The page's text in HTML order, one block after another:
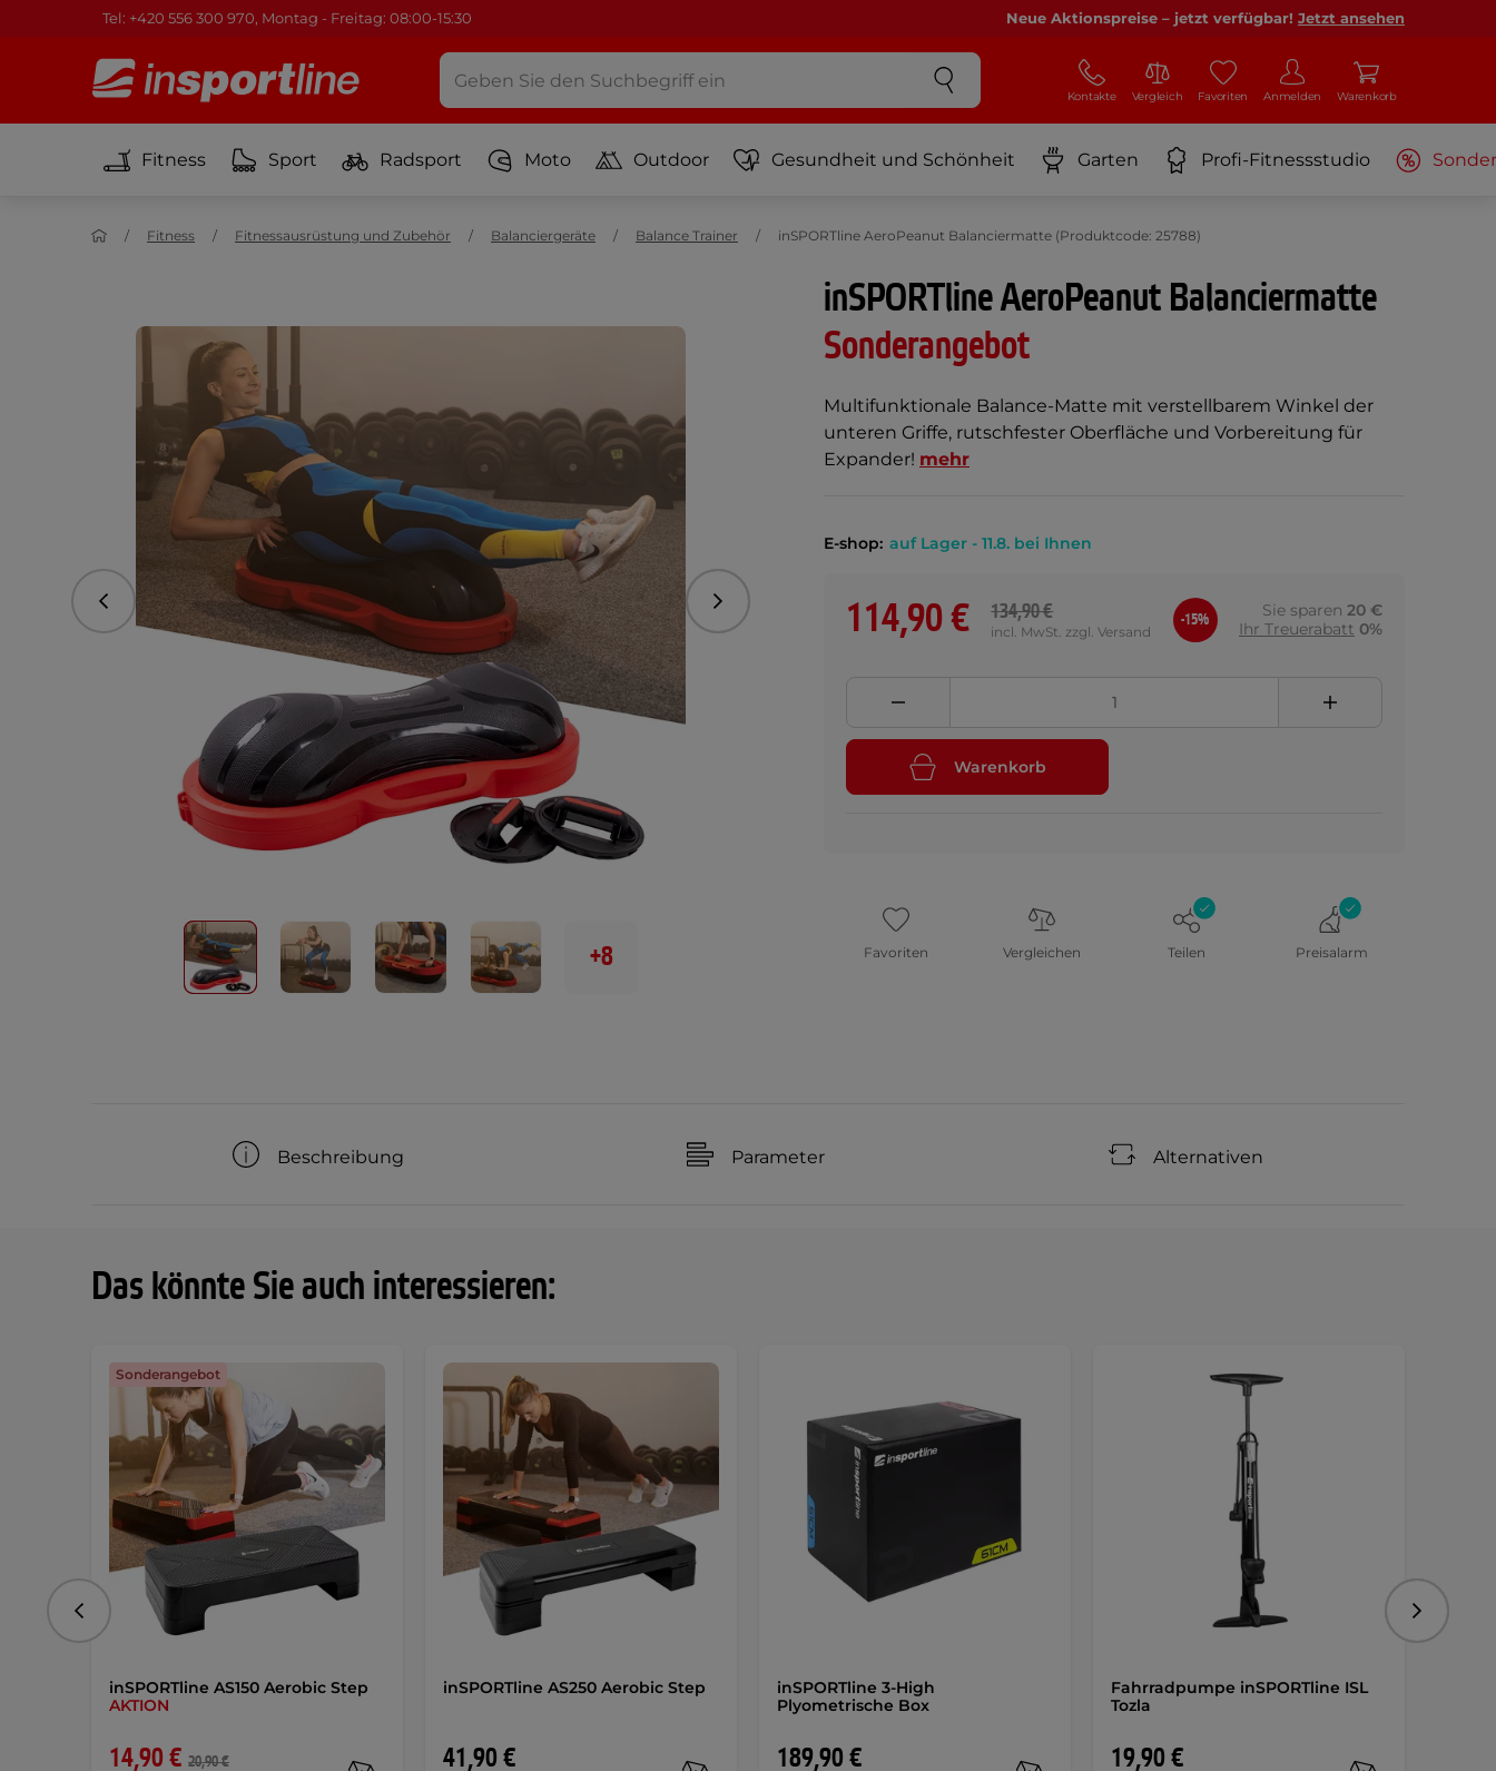
Tel: +420 556 300 970, Montag - Freitag: 08:00-15:30 Neue Aktionspreise – jetzt verfügbar! Jetzt ansehen
Kontakte Vergleich Favoriten Anmelden Warenkorb
Fitness Sport Radsport Moto Outdoor Gesundheit und Schönheit Garten Profi-Fitnessstudio
Fitness Fitnessausrüstung und Zubehör Balanciergeräte Balance Trainer inSPORTline AeroPeanut Balanciermatte (Produktcode: 25788)
inSPORTline AeroPeanut Balanciermatte
Sonderangebot
Multifunktionale Balance-Matte mit verstellbarem Winkel der
unteren Griffe, rutschfester Oberfläche und Vorbereitung für
Expander! mehr
vorhergehend Folgend
+8
E-shop: auf Lager - 11.8. bei Ihnen
114,90 € 134,90 €
incl. MwSt. zzgl. Versand
-15% Sie sparen 20 €
Ihr Treuerabatt 0%
Warenkorb
Favoriten Vergleichen Teilen Preisalarm
Beschreibung Parameter Alternativen
Das könnte Sie auch interessieren:
inSPORTline AS150 Aerobic Step
AKTION
14,90 € 20,90 €
Sonderangebot
inSPORTline AS250 Aerobic Step
41,90 €
inSPORTline 3-High
Plyometrische Box
189,90 €
Fahrradpumpe inSPORTline ISL
Tozla
19,90 €
vorhergehend Folgend